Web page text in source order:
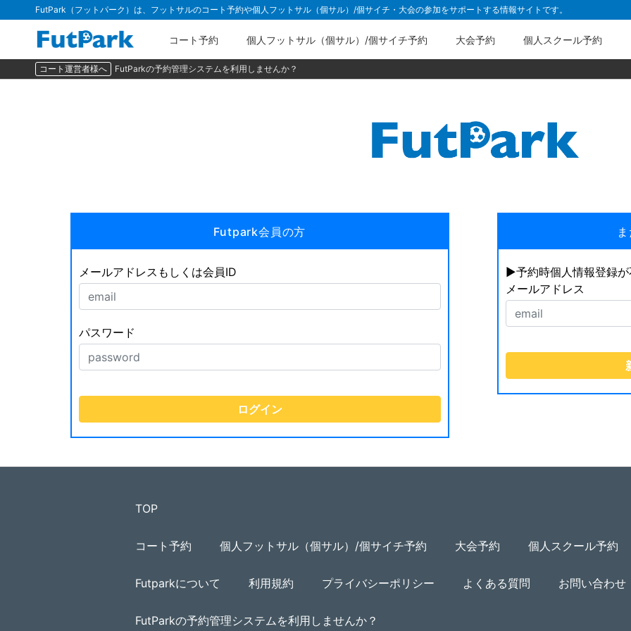
FutPark（フットパーク）は、フットサルのコート予約や個人フットサル（個サル）/個サイチ・大会の参加をサポートする情報サイトです。
コート予約 個人フットサル（個サル）/個サイチ予約 大会予約 個人スクール予約
コート運営者様へ FutParkの予約管理システムを利用しませんか？
Futpark会員の方
メールアドレスもしくは会員ID
パスワード
▶︎予約時個人情報登録
メールアドレス
TOP
コート予約 個人フットサル（個サル）/個サイチ予約 大会予約 個人スクール予約
Futparkについて 利用規約 プライバシーポリシー よくある質問 お問い合わせ
FutParkの予約管理システムを利用しませんか？